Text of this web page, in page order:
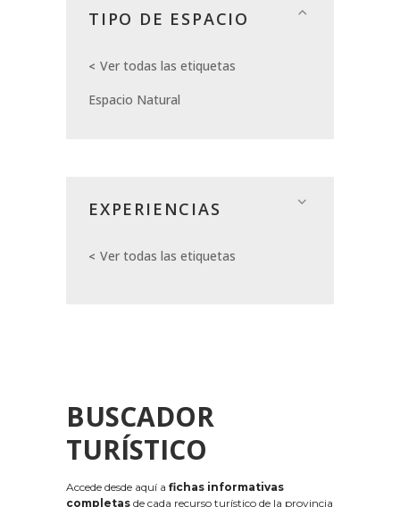
TIPO DE ESPACIO
Ver todas las etiquetas
Espacio Natural
EXPERIENCIAS
Ver todas las etiquetas
BUSCADOR
TURÍSTICO
Accede desde aquí a fichas informativas
completas de cada recurso turístico de la provincia